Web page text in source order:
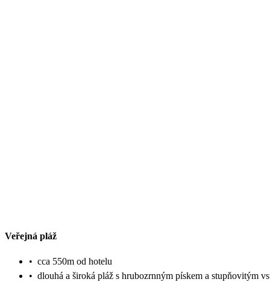
Veřejná pláž
• cca 550m od hotelu
• dlouhá a široká pláž s hrubozrnným pískem a stupňovitým